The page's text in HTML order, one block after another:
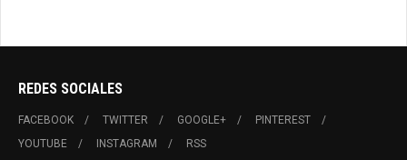
REDES SOCIALES
FACEBOOK TWITTER GOOGLE+
PINTEREST
YOUTUBE
INSTAGRAM RSS